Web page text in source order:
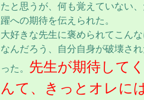
たと思うが、何も覚えていない
躍への期待を伝えられた。
大好きな先生に褒められてこん
なんだろう、自分自身が破壊さ
った。 先生が期待して
んて、きっとオレに